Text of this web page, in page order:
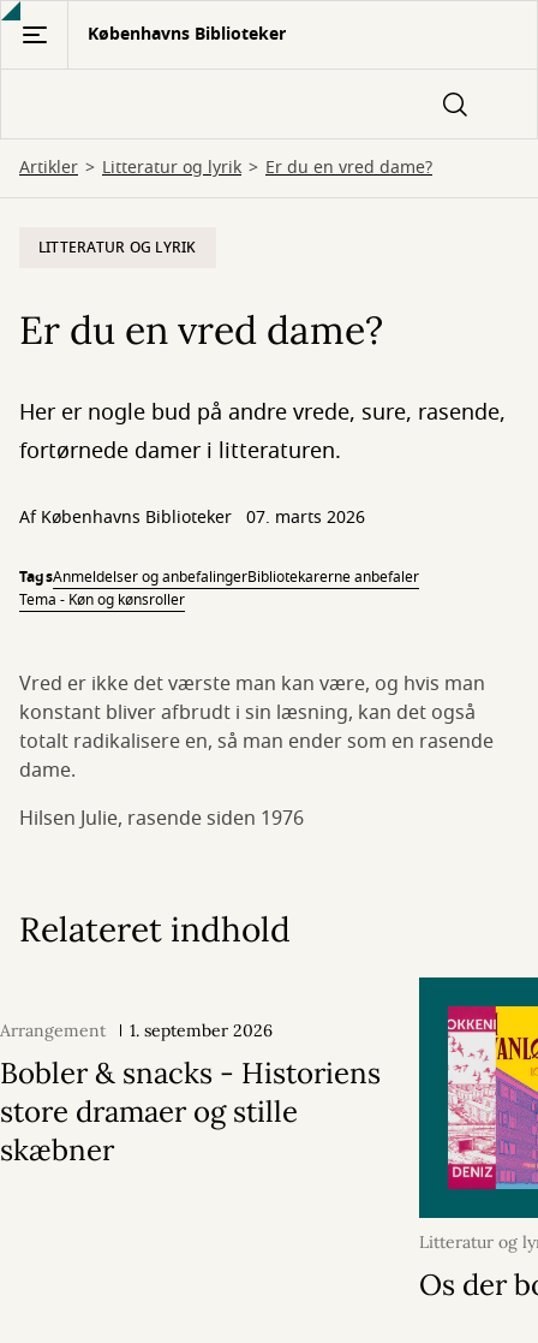
Gå
hovedindhold
Københavns Biblioteker
Artikler Litteratur og lyrik Er du en vred dame?
LITTERATUR OG LYRIK
Er du en vred dame?
Her er nogle bud på andre vrede, sure, rasende,
fortørnede damer i litteraturen.
Af Københavns Biblioteker 07. marts 2026
TagsAnmeldelser og anbefalingerBibliotekarerne anbefaler
Tema - Køn og kønsroller
Vred er ikke det værste man kan være, og hvis man
konstant bliver afbrudt i sin læsning, kan det også
totalt radikalisere en, så man ender som en rasende
dame.
Hilsen Julie, rasende siden 1976
Relateret indhold
Arrangement 1. september 2026
Bobler & snacks - Historiens
store dramaer og stille
skæbner
Litteratur og
2026
Os der